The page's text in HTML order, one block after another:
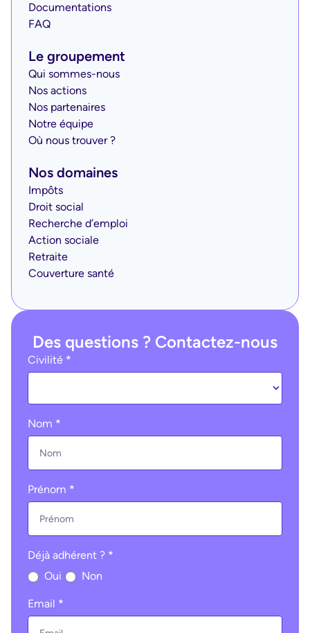
Documentations
FAQ
Le groupement
Qui sommes-nous
Nos actions
Nos partenaires
Notre équipe
Où nous trouver ?
Nos domaines
Impôts
Droit social
Recherche d’emploi
Action sociale
Retraite
Couverture santé
Des questions ? Contactez-nous
Ohme
:
(footer)
Civilité *
Nom *
Prénom *
Déjà adhérent ? *
Oui
Non
Email *